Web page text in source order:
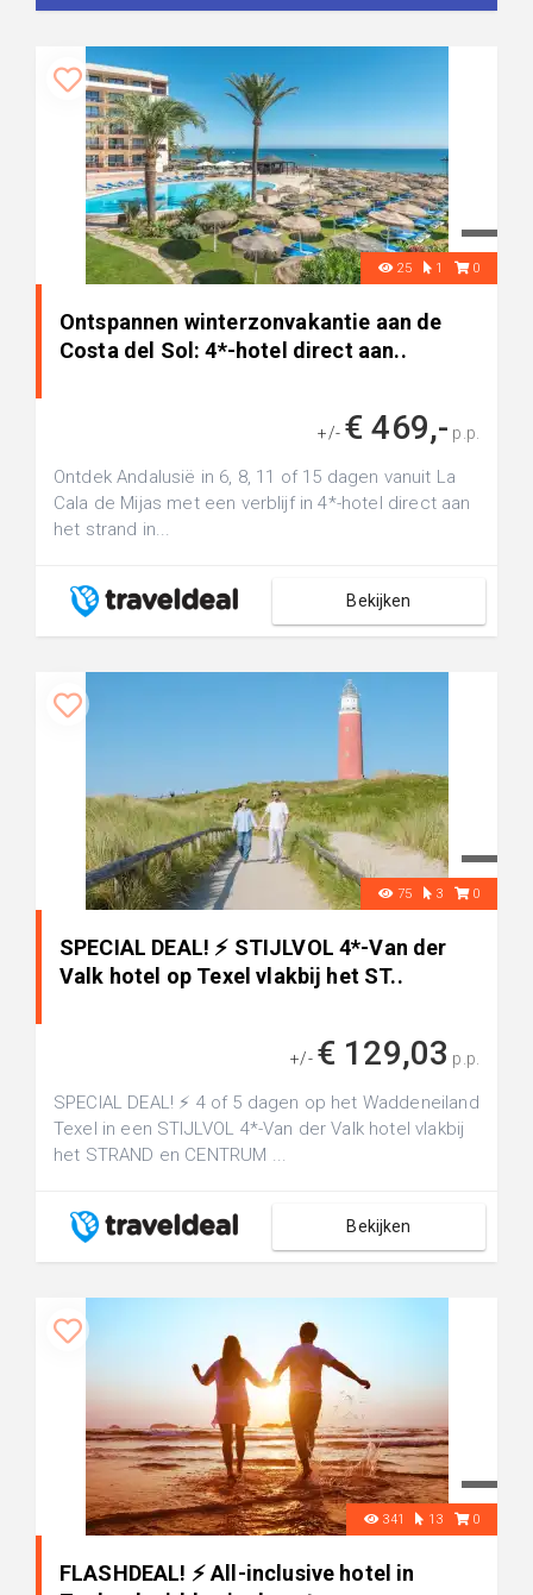
25 1 0
Ontspannen winterzonvakantie aan de
Costa del Sol: 4*-hotel direct aan..
+/- € 469,- p.p.
Ontdek Andalusië in 6, 8, 11 of 15 dagen vanuit La
Cala de Mijas met een verblijf in 4*-hotel direct aan
het strand in...
Bekijken
75 3 0
SPECIAL DEAL! ⚡ STIJLVOL 4*-Van der
Valk hotel op Texel vlakbij het ST..
+/- € 129,03 p.p.
SPECIAL DEAL! ⚡ 4 of 5 dagen op het Waddeneiland
Texel in een STIJLVOL 4*-Van der Valk hotel vlakbij
het STRAND en CENTRUM ...
Bekijken
341 13 0
FLASHDEAL! ⚡️ All-inclusive hotel in